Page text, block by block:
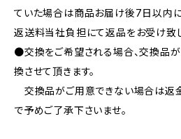
ていた場合は商品お届け後7日以内に
返送料当社負担にて返品をお受け致し
●交換をご希望される場合、交換品
換させて頂きます。
交換品がご用意できない場合は返
で予めご了承下さいませ。